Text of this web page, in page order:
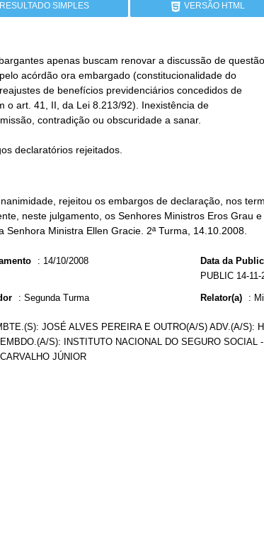
RESULTADO SIMPLES VERSÃO HTML
apenas buscam renovar a discussão de
declaratórios rejeitados.
rejeitou os embargos de declaração, nos
neste julgamento, os Senhores Ministros Eros Grau
Senhora Ministra Ellen Gracie. 2ª Turma, 14.10.2008.
: 14/10/2008 Data da
PUBLIC 14-
: Segunda Turma Relator(a) :
JOSÉ ALVES PEREIRA E OUTRO(A/S) ADV.(A/S):
S): INSTITUTO NACIONAL DO SEGURO SOCIAL
JÚNIOR